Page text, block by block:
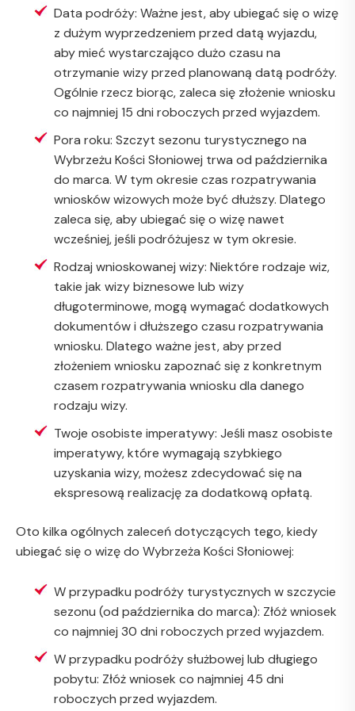
Data podróży: Ważne jest, aby ubiegać się o wizę
z dużym wyprzedzeniem przed datą wyjazdu,
aby mieć wystarczająco dużo czasu na
otrzymanie wizy przed planowaną datą podróży.
Ogólnie rzecz biorąc, zaleca się złożenie wniosku
co najmniej 15 dni roboczych przed wyjazdem.
Pora roku: Szczyt sezonu turystycznego na
Wybrzeżu Kości Słoniowej trwa od października
do marca. W tym okresie czas rozpatrywania
wniosków wizowych może być dłuższy. Dlatego
zaleca się, aby ubiegać się o wizę nawet
wcześniej, jeśli podróżujesz w tym okresie.
Rodzaj wnioskowanej wizy: Niektóre rodzaje wiz,
takie jak wizy biznesowe lub wizy
długoterminowe, mogą wymagać dodatkowych
dokumentów i dłuższego czasu rozpatrywania
wniosku. Dlatego ważne jest, aby przed
złożeniem wniosku zapoznać się z konkretnym
czasem rozpatrywania wniosku dla danego
rodzaju wizy.
Twoje osobiste imperatywy: Jeśli masz osobiste
imperatywy, które wymagają szybkiego
uzyskania wizy, możesz zdecydować się na
ekspresową realizację za dodatkową opłatą.
Oto kilka ogólnych zaleceń dotyczących tego, kiedy
ubiegać się o wizę do Wybrzeża Kości Słoniowej:
W przypadku podróży turystycznych w szczycie
sezonu (od października do marca): Złóż wniosek
co najmniej 30 dni roboczych przed wyjazdem.
W przypadku podróży służbowej lub długiego
pobytu: Złóż wniosek co najmniej 45 dni
roboczych przed wyjazdem.